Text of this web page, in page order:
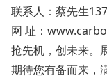
联系人：蔡先生
网 址：
抢先机，创未来。
期待您有备而来，